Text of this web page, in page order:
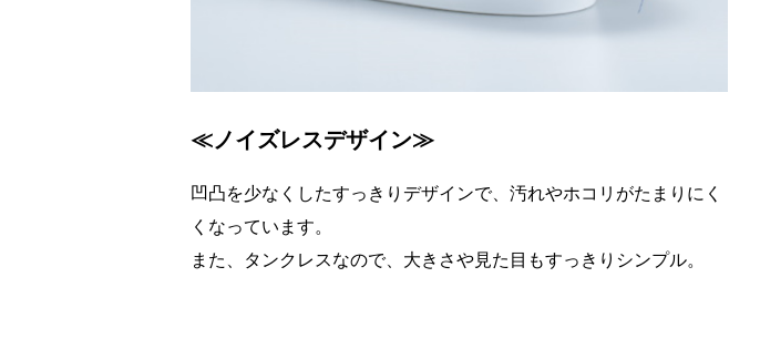
≪ノイズレスデザイン≫
凹凸を少なくしたすっきりデザインで、汚れやホコリがたまりにく
くなっています。
また、タンクレスなので、大きさや見た目もすっきりシンプル。